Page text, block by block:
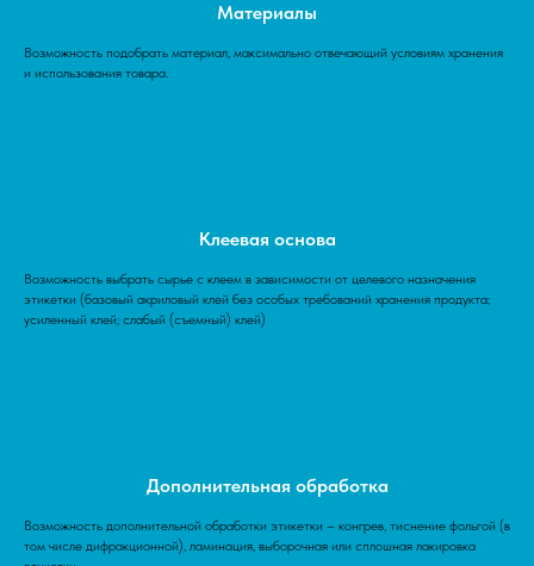
Материалы
Возможность подобрать материал, максимально отвечающий условиям хранения
и использования товара.
Клеевая основа
Возможность выбрать сырье с клеем в зависимости от целевого назначения
этикетки (базовый акриловый клей без особых требований хранения продукта;
усиленный клей; слабый (съемный) клей)
Дополнительная обработка
Возможность дополнительной обработки этикетки – конгрев, тиснение фольгой (в
том числе дифракционной), ламинация, выборочная или сплошная лакировка